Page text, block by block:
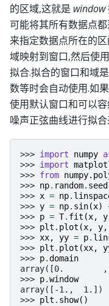
的区域,这就是 window
可能将其所有数据点
来指定数据点所在的
域映射到窗口,然后使
拟合.拟合的窗口和域
数等时会自动使用.如
使用默认窗口和可以
噪声正弦曲线进行拟
>>> import numpy
>>> import
>>> from
>>> np. random. seed
>>> x = np.
>>> y = np. sin(x)
>>> p = T. fit (x, y
>>> plt . plot (x, y,
>>> xx, yy = p.
>>> plt . plot (xx,
>>> p.domain
array([0.        ,
>>> p.window
array([-1.,  1.])
>>> plt . show()